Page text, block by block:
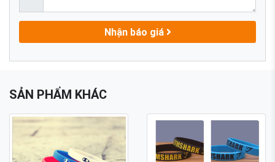
Nhận báo giá
SẢN PHẨM KHÁC